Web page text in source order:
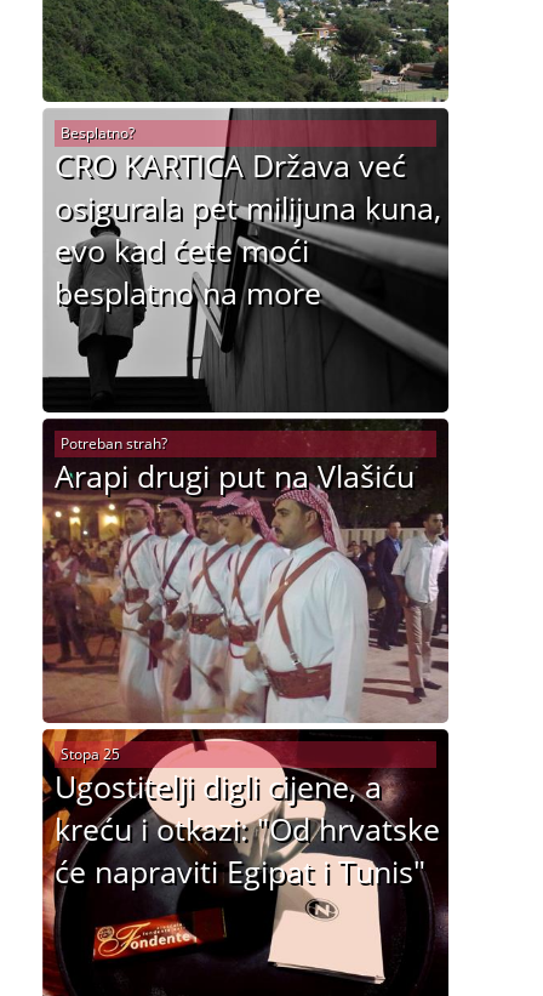
CRO KARTICA Država već
osigurala pet milijuna kuna,
evo kad ćete moći
besplatno na more
Besplatno?
Arapi drugi put na Vlašiću
Potreban strah?
Ugostitelji digli cijene, a
kreću i otkazi: "Od hrvatske
će napraviti Egipat i Tunis"
Stopa 25